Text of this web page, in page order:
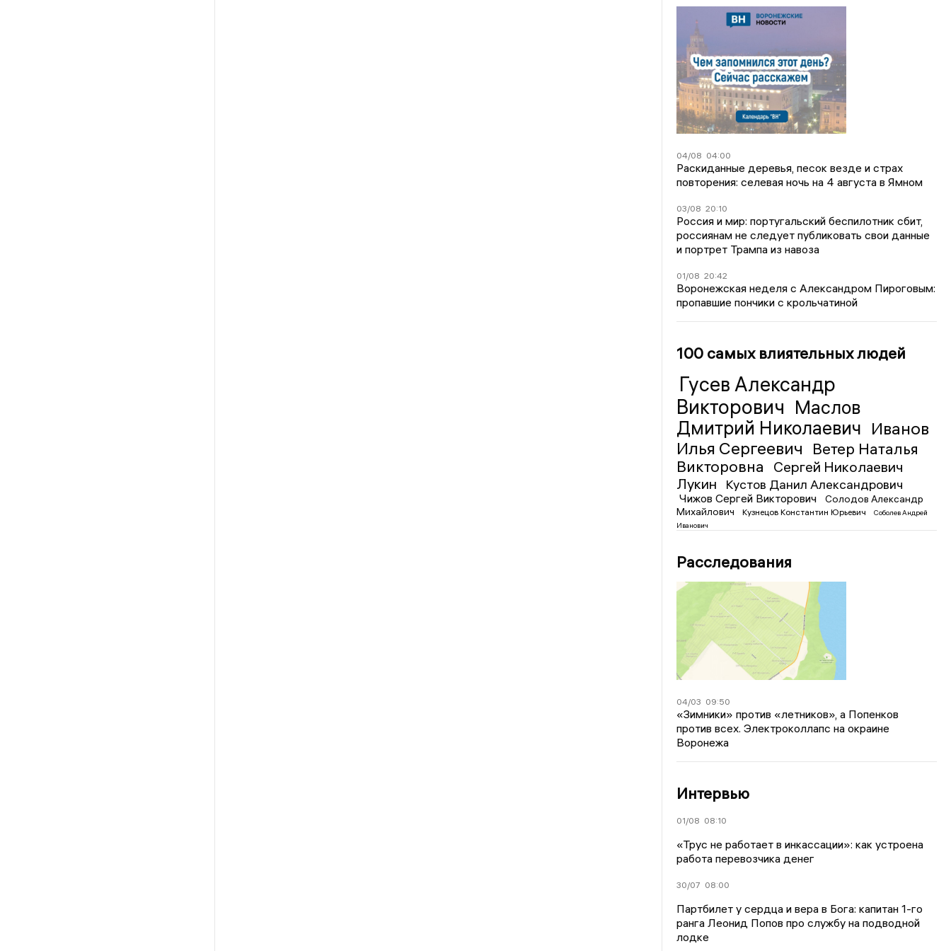
04/08 04:00
Раскиданные деревья, песок везде и страх
повторения: селевая ночь на 4 августа в Ямном
03/08 20:10
Россия и мир: португальский беспилотник сбит,
россиянам не следует публиковать свои данные
и портрет Трампа из навоза
01/08 20:42
Воронежская неделя с Александром Пироговым:
пропавшие пончики с крольчатиной
100 самых влиятельных людей
Гусев Александр
Викторович Маслов
Дмитрий Николаевич Иванов
Илья Сергеевич
Ветер Наталья
Викторовна
Сергей Николаевич
Лукин
Кустов Данил Александрович
Чижов Сергей Викторович
Солодов Александр
Михайлович
Кузнецов Константин Юрьевич
Соболев Андрей
Иванович
Расследования
04/03 09:50
«Зимники» против «летников», а Попенков
против всех. Электроколлапс на окраине
Воронежа
Интервью
01/08 08:10
«Трус не работает в инкассации»: как устроена
работа перевозчика денег
30/07 08:00
Партбилет у сердца и вера в Бога: капитан 1-го
ранга Леонид Попов про службу на подводной
лодке